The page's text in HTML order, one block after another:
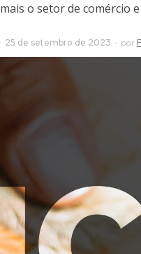
o setor de comércio
25 de setembro de 2023 por